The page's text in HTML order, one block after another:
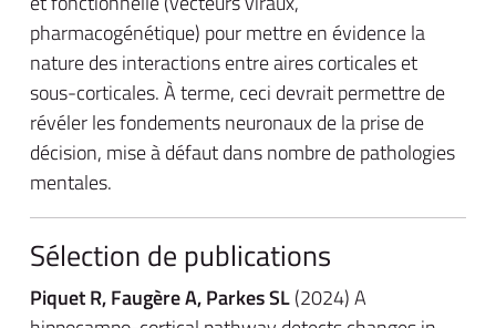
pharmacogénétique) pour mettre en évidence la
nature des interactions entre aires corticales et
sous-corticales. À terme, ceci devrait permettre de
révéler les fondements neuronaux de la prise de
décision, mise à défaut dans nombre de pathologies
mentales.
Sélection de publications
Piquet R, Faugère A, Parkes SL(2024) A